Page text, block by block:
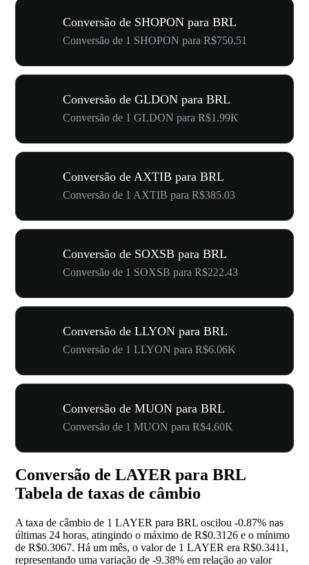
Conversão de SHOPON para BRL
Conversão de 1 SHOPON para R$750.51
Conversão de GLDON para BRL
Conversão de 1 GLDON para R$1.99K
Conversão de AXTIB para BRL
Conversão de 1 AXTIB para R$385.03
Conversão de SOXSB para BRL
Conversão de 1 SOXSB para R$222.43
Conversão de LLYON para BRL
Conversão de 1 LLYON para R$6.06K
Conversão de MUON para BRL
Conversão de 1 MUON para R$4.60K
Conversão de LAYER para BRL
Tabela de taxas de câmbio
A taxa de câmbio de 1 LAYER para BRL oscilou -0.87% nas
últimas 24 horas, atingindo o máximo de R$0.3126 e o mínimo
de R$0.3067. Há um mês, o valor de 1 LAYER era R$0.3411,
representando uma variação de -9.38% em relação ao valor